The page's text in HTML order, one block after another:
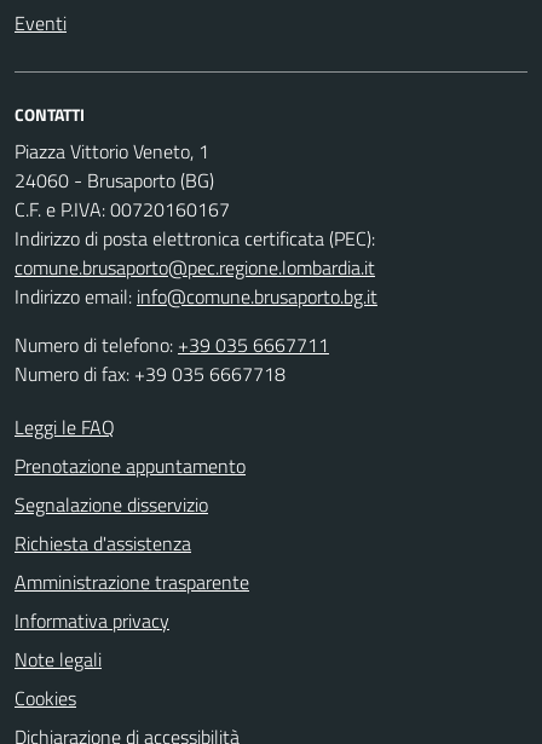
Eventi
CONTATTI
Piazza Vittorio Veneto, 1
24060 - Brusaporto (BG)
C.F. e P.IVA: 00720160167
Indirizzo di posta elettronica certificata (PEC):
comune.brusaporto@pec.regione.lombardia.it
Indirizzo email: info@comune.brusaporto.bg.it
Numero di telefono: +39 035 6667711
Numero di fax: +39 035 6667718
Leggi le FAQ
Prenotazione appuntamento
Segnalazione disservizio
Richiesta d'assistenza
Amministrazione trasparente
Informativa privacy
Note legali
Cookies
Dichiarazione di accessibilità